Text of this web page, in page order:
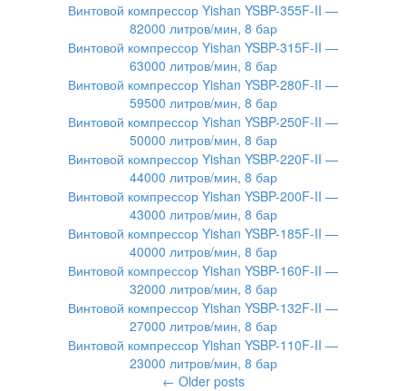
Винтовой компрессор Yishan YSBP-355F-II —
82000 литров/мин, 8 бар
Винтовой компрессор Yishan YSBP-315F-II —
63000 литров/мин, 8 бар
Винтовой компрессор Yishan YSBP-280F-II —
59500 литров/мин, 8 бар
Винтовой компрессор Yishan YSBP-250F-II —
50000 литров/мин, 8 бар
Винтовой компрессор Yishan YSBP-220F-II —
44000 литров/мин, 8 бар
Винтовой компрессор Yishan YSBP-200F-II —
43000 литров/мин, 8 бар
Винтовой компрессор Yishan YSBP-185F-II —
40000 литров/мин, 8 бар
Винтовой компрессор Yishan YSBP-160F-II —
32000 литров/мин, 8 бар
Винтовой компрессор Yishan YSBP-132F-II —
27000 литров/мин, 8 бар
Винтовой компрессор Yishan YSBP-110F-II —
23000 литров/мин, 8 бар
← Older posts